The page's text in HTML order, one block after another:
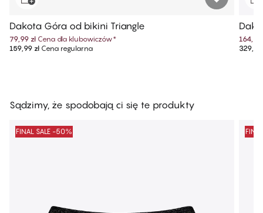
Dakota Góra od bikini Triangle
79,99 zł Cena dla klubowiczów*
159,99 złCena regularna
164,99
329,99
Sądzimy, że spodobają ci się te produkty
FINAL SALE -50%